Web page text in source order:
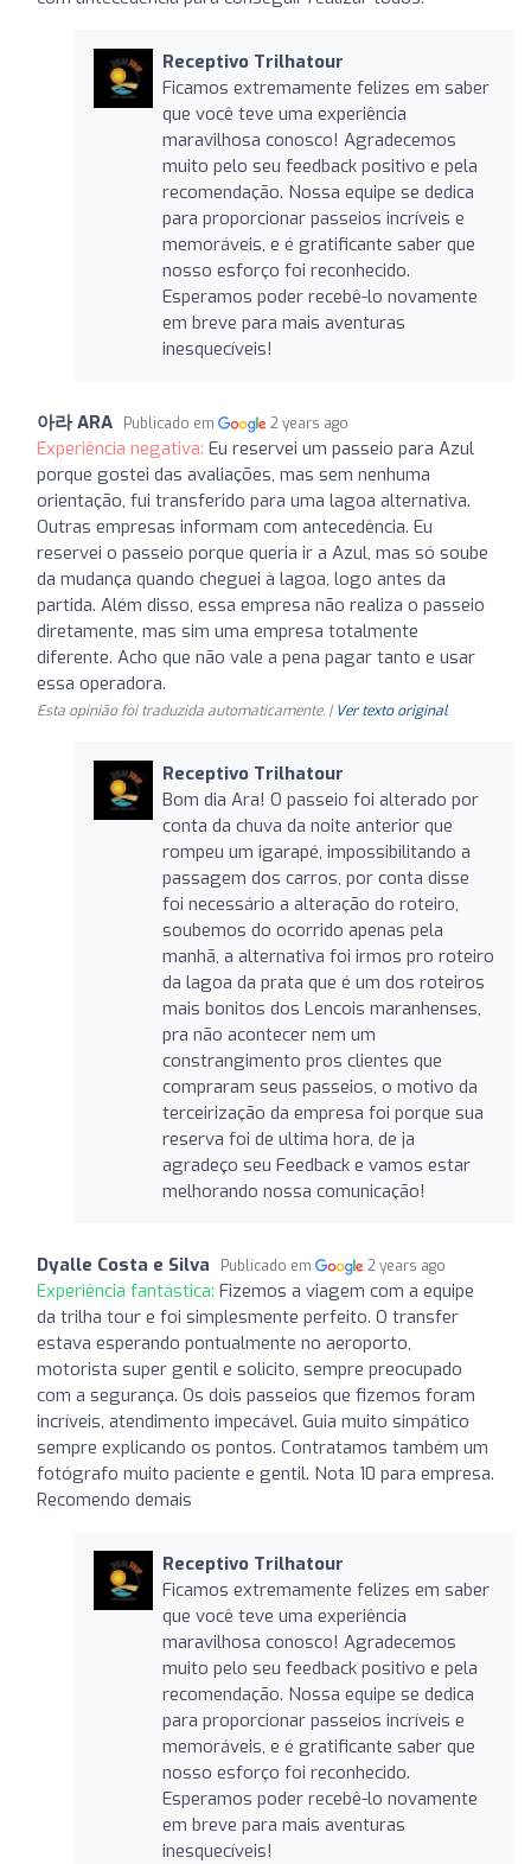
Receptivo Trilhatour
Ficamos extremamente felizes em saber
que você teve uma experiência
maravilhosa conosco! Agradecemos
muito pelo seu feedback positivo e pela
recomendação. Nossa equipe se dedica
para proporcionar passeios incríveis e
memoráveis, e é gratificante saber que
nosso esforço foi reconhecido.
Esperamos poder recebê-lo novamente
em breve para mais aventuras
inesquecíveis!
아라 ARA Publicado em 2 years ago
Experiência negativa: Eu reservei um passeio para Azul
porque gostei das avaliações, mas sem nenhuma
orientação, fui transferido para uma lagoa alternativa.
Outras empresas informam com antecedência. Eu
reservei o passeio porque queria ir a Azul, mas só soube
da mudança quando cheguei à lagoa, logo antes da
partida. Além disso, essa empresa não realiza o passeio
diretamente, mas sim uma empresa totalmente
diferente. Acho que não vale a pena pagar tanto e usar
essa operadora.
Esta opinião foi traduzida automaticamente. | Ver texto original
Receptivo Trilhatour
Bom dia Ara! O passeio foi alterado por
conta da chuva da noite anterior que
rompeu um igarapé, impossibilitando a
passagem dos carros, por conta disse
foi necessário a alteração do roteiro,
soubemos do ocorrido apenas pela
manhã, a alternativa foi irmos pro roteiro
da lagoa da prata que é um dos roteiros
mais bonitos dos Lencois maranhenses,
pra não acontecer nem um
constrangimento pros clientes que
compraram seus passeios, o motivo da
terceirização da empresa foi porque sua
reserva foi de ultima hora, de ja
agradeço seu Feedback e vamos estar
melhorando nossa comunicação!
Dyalle Costa e Silva Publicado em 2 years ago
Experiência fantástica: Fizemos a viagem com a equipe
da trilha tour e foi simplesmente perfeito. O transfer
estava esperando pontualmente no aeroporto,
motorista super gentil e solicito, sempre preocupado
com a segurança. Os dois passeios que fizemos foram
incríveis, atendimento impecável. Guia muito simpático
sempre explicando os pontos. Contratamos também um
fotógrafo muito paciente e gentil. Nota 10 para empresa.
Recomendo demais
Receptivo Trilhatour
Ficamos extremamente felizes em saber
que você teve uma experiência
maravilhosa conosco! Agradecemos
muito pelo seu feedback positivo e pela
recomendação. Nossa equipe se dedica
para proporcionar passeios incríveis e
memoráveis, e é gratificante saber que
nosso esforço foi reconhecido.
Esperamos poder recebê-lo novamente
em breve para mais aventuras
inesquecíveis!